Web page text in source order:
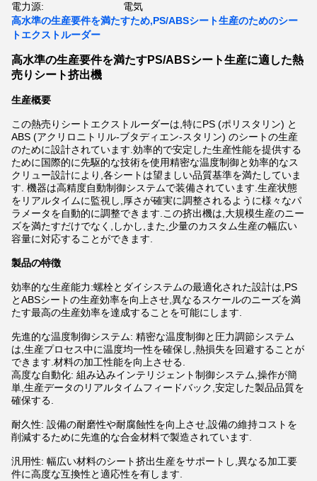
電力源:
電気
高水準の生産要件を満たすため,PS/ABSシート生産のためのシー
トエクストルーダー
高水準の生産要件を満たすPS/ABSシート生産に適した熱
売りシート挤出機
生産概要
この熱売りシートエクストルーダーは,特にPS (ポリスタリン) と
ABS (アクリロニトリル-ブタディエン-スタリン) のシートの生産
のために設計されています.効率的で安定した生産性能を提供する
ために国際的に先駆的な技術を使用精密な温度制御と効率的なス
クリュー設計により,各シートは望ましい品質基準を満たしていま
す. 機器は高精度自動制御システムで装備されています.生産状態
をリアルタイムに監視し,厚さが確実に調整されるように様々なパ
ラメータを自動的に調整できます.この挤出機は,大規模生産のニー
ズを満たすだけでなく,しかし,また,少量のカスタム生産の幅広い
容量に対応することができます.
製品の特徴
効率的な生産能力:螺栓とダイシステムの最適化された設計は,PS
とABSシートの生産効率を向上させ,異なるスケールのニーズを満
たす最高の生産効率を達成することを可能にします.
先進的な温度制御システム: 精密な温度制御と圧力調節システム
は,生産プロセス中に温度均一性を確保し,熱損失を回避することが
できます.材料の加工性能を向上させる.
高度な自動化: 組み込みインテリジェント制御システム,操作が簡
単,生産データのリアルタイムフィードバック,安定した製品品質を
確保する.
耐久性: 設備の耐磨性や耐腐蝕性を向上させ,設備の維持コストを
削減するために先進的な合金材料で製造されています.
汎用性: 幅広い材料のシート挤出生産をサポートし,異なる加工要
件に高度な互換性と適応性を有します.